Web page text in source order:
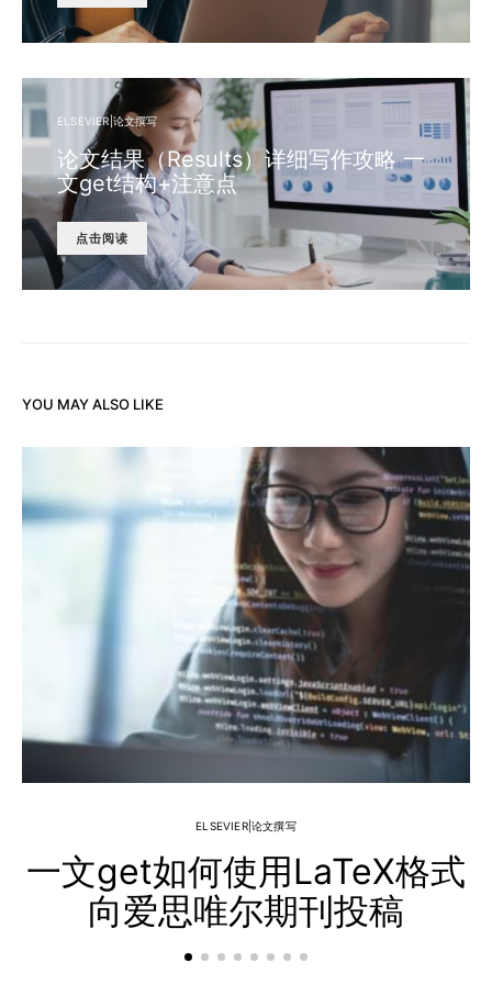
ELSEVIER|论文撰写
论文结果（Results）详细写作攻略 一
文get结构+注意点
点击阅读
YOU MAY ALSO LIKE
ELSEVIER|论文撰写
一文get如何使用LaTeX格式
向爱思唯尔期刊投稿